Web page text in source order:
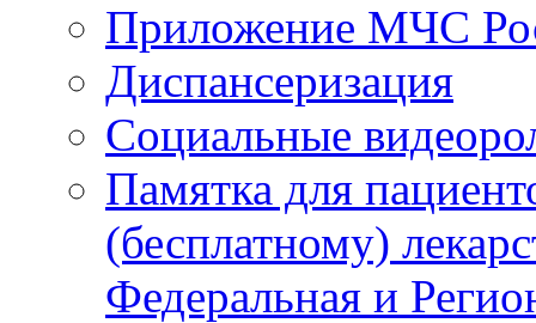
Приложение МЧС
Диспансеризация
Социальные
Памятка для
(бесплатному)
Федеральная и